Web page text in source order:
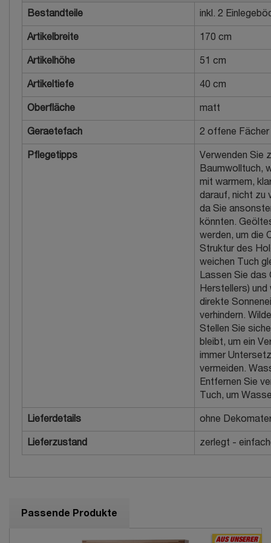
Bestandteile inkl. 2
Artikelbreite 170 cm
Artikelhöhe 51 cm
Artikeltiefe 40 cm
Oberfläche matt
Geraetefach 2 offene Fächer
Pflegetipps
Verwenden Sie
Baumwolltuch,
mit warmem,
darauf, nicht zu
da Sie
könnten.
werden, um die
Struktur des
weichen Tuch
Lassen Sie das
Herstellers) und
direkte
verhindern.
Stellen Sie
bleibt, um ein
immer
vermeiden.
Entfernen Sie
Tuch, um
Lieferdetails ohne
Lieferzustand zerlegt -
Passende Produkte
AUS UNSERER